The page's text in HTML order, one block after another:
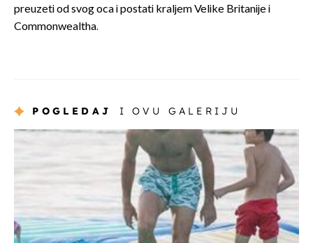
preuzeti od svog oca i postati kraljem Velike Britanije i
Commonwealtha.
POGLEDAJ I OVU GALERIJU